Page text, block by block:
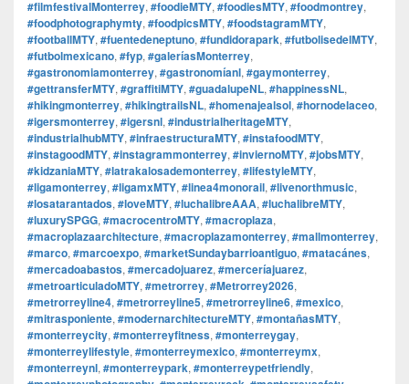
#filmfestivalMonterrey, #foodieMTY, #foodiesMTY, #foodmontrey,
#foodphotographymty, #foodpicsMTY, #foodstagramMTY,
#footballMTY, #fuentedeneptuno, #fundidorapark, #futbolisedelMTY,
#futbolmexicano, #fyp, #galeríasMonterrey,
#gastronomiamonterrey, #gastronomíanl, #gaymonterrey,
#gettransferMTY, #graffitiMTY, #guadalupeNL, #happinessNL,
#hikingmonterrey, #hikingtrailsNL, #homenajealsol, #hornodelaceo,
#igersmonterrey, #igersnl, #industrialheritageMTY,
#industrialhubMTY, #infraestructuraMTY, #instafoodMTY,
#instagoodMTY, #instagrammonterrey, #inviernoMTY, #jobsMTY,
#kidzaniaMTY, #latrakalosademonterrey, #lifestyleMTY,
#ligamonterrey, #ligamxMTY, #linea4monorail, #livenorthmusic,
#losatarantados, #loveMTY, #luchalibreAAA, #luchalibreMTY,
#luxurySPGG, #macrocentroMTY, #macroplaza,
#macroplazaarchitecture, #macroplazamonterrey, #mallmonterrey,
#marco, #marcoexpo, #marketSundaybarrioantiguo, #matacánes,
#mercadoabastos, #mercadojuarez, #merceríajuarez,
#metroarticuladoMTY, #metrorrey, #Metrorrey2026,
#metrorreyline4, #metrorreyline5, #metrorreyline6, #mexico,
#mitrasponiente, #modernarchitectureMTY, #montañasMTY,
#monterreycity, #monterreyfitness, #monterreygay,
#monterreylifestyle, #monterreymexico, #monterreymx,
#monterreynl, #monterreypark, #monterreypetfriendly,